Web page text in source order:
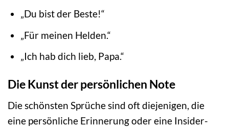
„Du bist der Beste!“
„Für meinen Helden.“
„Ich hab dich lieb, Papa.“
Die Kunst der persönlichen Note
Die schönsten Sprüche sind oft diejenigen, die
eine persönliche Erinnerung oder eine Insider-